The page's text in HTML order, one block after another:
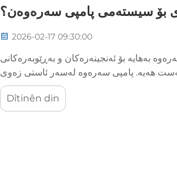
بۆ سیستەمی پامپی سەرەوەن؟
2026-02-17 09:30:00
بەهایە بۆ ئەنجینەرەکان و بەڕێوبەرەکانی
هەیە. پامپی سەرەوە لەسەر ئاستی زەوی
Dîtinên din